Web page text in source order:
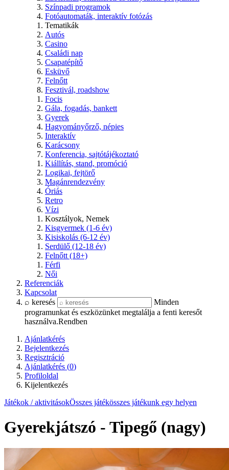
Színpadi programok
Fotóautomaták, interaktív fotózás
Tematikák
Autós
Casino
Családi nap
Csapatépítő
Esküvő
Felnőtt
Fesztivál, roadshow
Focis
Gála, fogadás, bankett
Gyerek
Hagyományőrző, népies
Interaktív
Karácsony
Konferencia, sajtótájékoztató
Kiállítás, stand, promóció
Logikai, fejtörő
Magánrendezvény
Óriás
Retro
Vízi
Kosztályok, Nemek
Kisgyermek (1-6 év)
Kisiskolás (6-12 év)
Serdülő (12-18 év)
Felnőtt (18+)
Férfi
Női
Referenciák
Kapcsolat
⌕ keresés
Minden
programunkat és eszközünket megtalálja a fenti keresőt
használva.Rendben
Ajánlatkérés
Bejelentkezés
Regisztráció
Ajánlatkérés (0)
Profiloldal
Kijelentkezés
Játékok / aktivitásokÖsszes játékösszes játékunk egy helyen
Gyerekjátszó - Tipegő (nagy)